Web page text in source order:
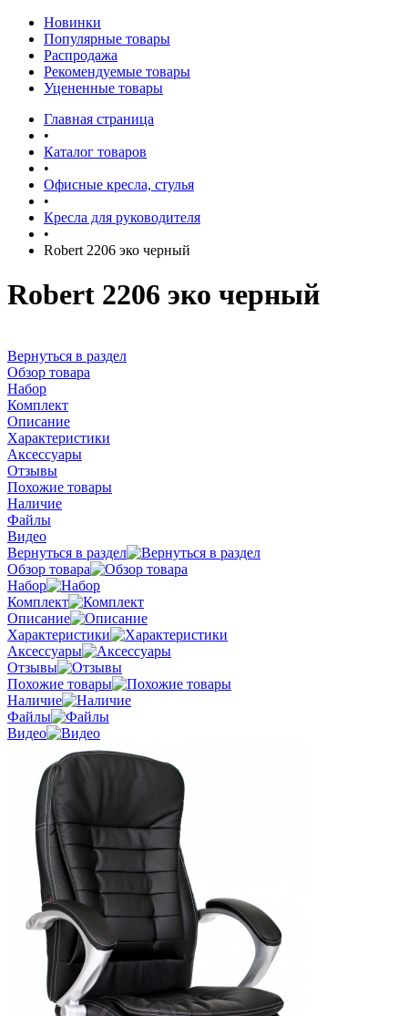
Новинки
Популярные товары
Распродажа
Рекомендуемые товары
Уцененные товары
Главная страница
•
Каталог товаров
•
Офисные кресла, стулья
•
Кресла для руководителя
•
Robert 2206 эко черный
Robert 2206 эко черный
Вернуться в раздел
Обзор товара
Набор
Комплект
Описание
Характеристики
Аксессуары
Отзывы
Похожие товары
Наличие
Файлы
Видео
Вернуться в раздел
Обзор товара
Набор
Комплект
Описание
Характеристики
Аксессуары
Отзывы
Похожие товары
Наличие
Файлы
Видео